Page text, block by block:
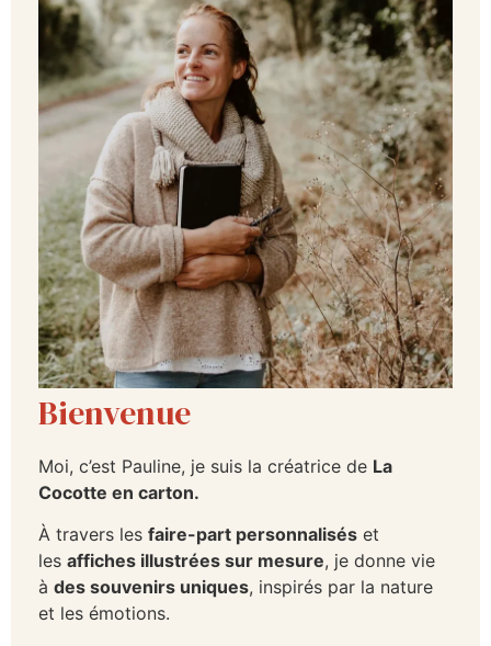
Bienvenue
Moi, c’est Pauline, je suis la créatrice de La
Cocotte en carton.
À travers les faire-part personnalisés et
les affiches illustrées sur mesure, je donne vie
à des souvenirs uniques, inspirés par la nature
et les émotions.